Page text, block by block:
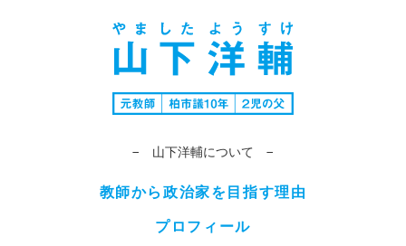
− 山下洋輔について −
教師から政治家を目指す理由
プロフィール